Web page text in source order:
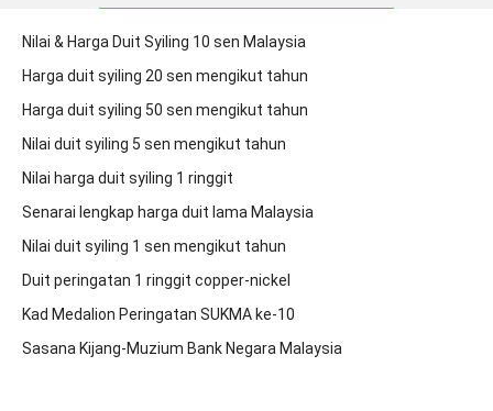
Nilai & Harga Duit Syiling 10 sen Malaysia
Harga duit syiling 20 sen mengikut tahun
Harga duit syiling 50 sen mengikut tahun
Nilai duit syiling 5 sen mengikut tahun
Nilai harga duit syiling 1 ringgit
Senarai lengkap harga duit lama Malaysia
Nilai duit syiling 1 sen mengikut tahun
Duit peringatan 1 ringgit copper-nickel
Kad Medalion Peringatan SUKMA ke-10
Sasana Kijang-Muzium Bank Negara Malaysia